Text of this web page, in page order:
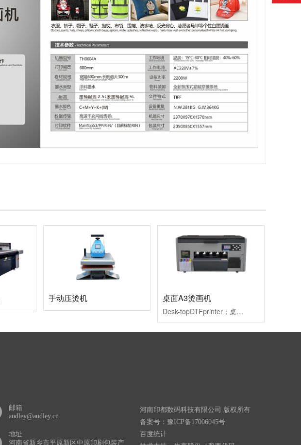
手动压烫机 桌面A3烫画机
Desk-topDTFprinter；桌面A3烫画机；EPSONsinglehead；单头配置。
邮箱
audley@audley.cn
地址
河南省新乡市平原新区中原印刷包装产
河南印都数码科技有限公司 版权所有
备案号： 豫ICP备17006045号
百度统计